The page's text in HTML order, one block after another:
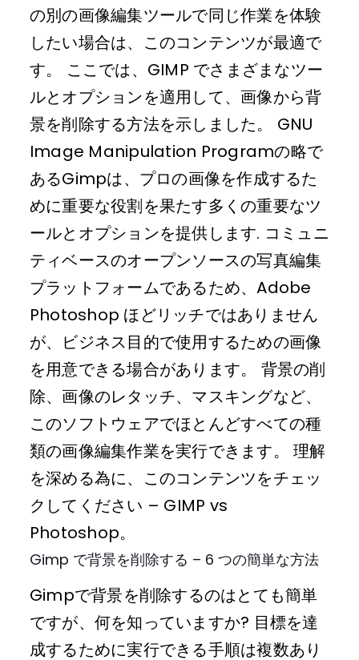
の別の画像編集ツールで同じ作業を体験
したい場合は、このコンテンツが最適で
す。 ここでは、GIMP でさまざまなツー
ルとオプションを適用して、画像から背
景を削除する方法を示しました。 GNU
Image Manipulation Programの略で
あるGimpは、プロの画像を作成するた
めに重要な役割を果たす多くの重要なツ
ールとオプションを提供します. コミュニ
ティベースのオープンソースの写真編集
プラットフォームであるため、Adobe
Photoshop ほどリッチではありません
が、ビジネス目的で使用するための画像
を用意できる場合があります。 背景の削
除、画像のレタッチ、マスキングなど、
このソフトウェアでほとんどすべての種
類の画像編集作業を実行できます。 理解
を深める為に、このコンテンツをチェッ
クしてください – GIMP vs
Photoshop。
Gimp で背景を削除する – 6 つの簡単な方法
Gimpで背景を削除するのはとても簡単
ですが、何を知っていますか? 目標を達
成するために実行できる手順は複数あり